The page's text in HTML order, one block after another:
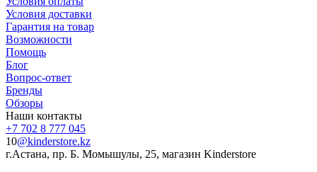
Условия доставки
Гарантия на товар
Возможности
Помощь
Блог
Вопрос-ответ
Бренды
Обзоры
Наши контакты
+7 702 8 777 045
10@kinderstore.kz
г.Астана, пр. Б. Момышулы, 25, магазин Kinderstore